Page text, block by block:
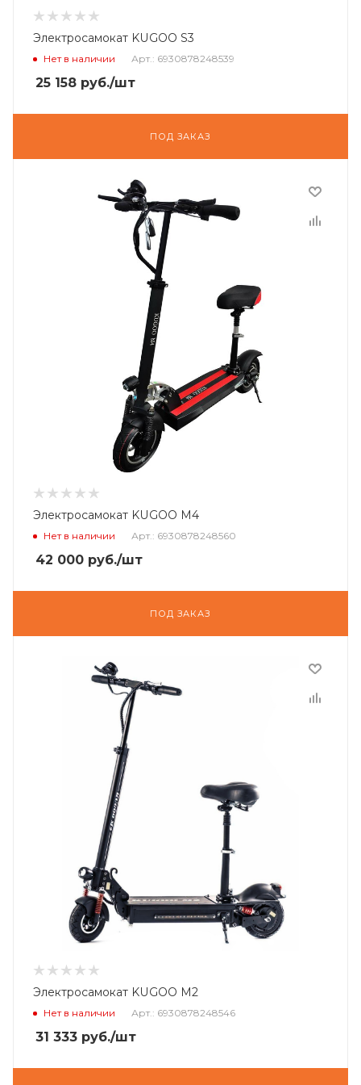
Электросамокат KUGOO S3
Нет в наличии Арт.: 6930878248539
25 158 руб./шт
ПОД ЗАКАЗ
Электросамокат KUGOO M4
Нет в наличии Арт.: 6930878248560
42 000 руб./шт
ПОД ЗАКАЗ
Электросамокат KUGOO M2
Нет в наличии Арт.: 6930878248546
31 333 руб./шт